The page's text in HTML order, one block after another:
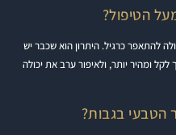
הטיפול?
להתאפר כרגיל. היתרון הוא שכבר יש
ומהיר יותר, ולאיפור ערב את יכולה
הטבעי בגבות?